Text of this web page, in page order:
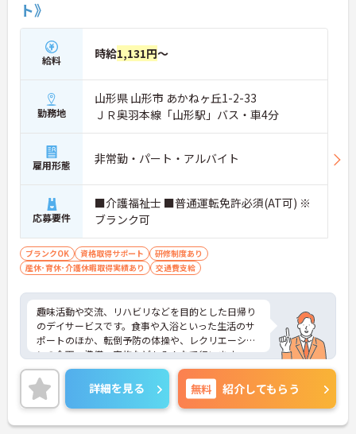
ト》
給料 時給1,131円～
勤務地
山形県 山形市 あかねヶ丘1-2-33
ＪＲ奥羽本線「山形駅」バス・車4分
雇用形態 非常勤・パート・アルバイト
応募要件
■介護福祉士 ■普通運転免許必須(AT可) ※
ブランク可
ブランクOK 資格取得サポート
研修制度あり
産休･育休･介護休暇取得実績あり
交通費支給
趣味活動や交流、リハビリなどを目的とした日帰り
のデイサービスです。食事や入浴といった生活のサ
ポートのほか、転倒予防の体操や、レクリエーショ
ンの企画・準備・実施などもみんなで行います。
＜ライフスタイルに合わせて働ける！多様な世代が
活躍中＞勤務する日数や曜日の相談ができ、扶養内
での勤務もOKです。主婦（夫）の方や、お仕事にブ
ランクがある方、そしてミドル・シニア世代の方ま
で、さまざまな年代の方が活躍しやすい環境です。
詳細を見る 無料 紹介してもらう